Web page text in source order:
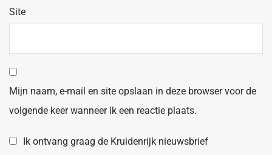
Site
Mijn naam, e-mail en site opslaan in deze browser voor de
volgende keer wanneer ik een reactie plaats.
Ik ontvang graag de Kruidenrijk nieuwsbrief